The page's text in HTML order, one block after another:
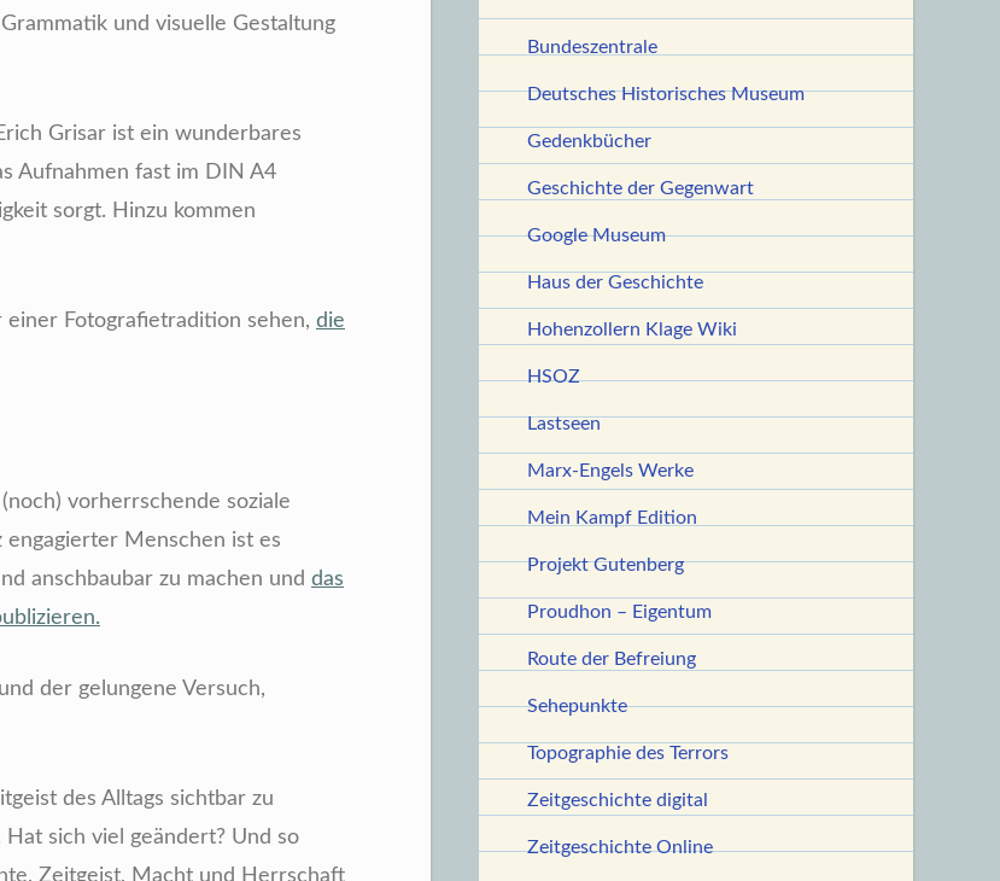
und visuelle Gestaltung
Grisar ist ein wunderbares
Aufnahmen fast im DIN A4
sorgt. Hinzu kommen
einer Fotografietradition sehen, die
vorherrschende soziale
Menschen ist es
anschbaubar zu machen und das
der gelungene Versuch,
des Alltags sichtbar zu
sich viel geändert? Und so
Zeitgeist, Macht und Herrschaft
Bundeszentrale
Deutsches Historisches Museum
Gedenkbücher
Geschichte der Gegenwart
Google Museum
Haus der Geschichte
Hohenzollern Klage Wiki
HSOZ
Lastseen
Marx-Engels Werke
Mein Kampf Edition
Projekt Gutenberg
Proudhon – Eigentum
Route der Befreiung
Sehepunkte
Topographie des Terrors
Zeitgeschichte digital
Zeitgeschichte Online